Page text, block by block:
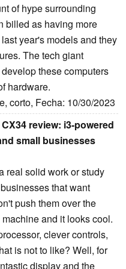
of hype surrounding
billed as having more
year's models and they
The tech giant
these computers
hardware.
corto, Fecha: 10/30/2023
review: i3-powered
small businesses
real solid work or study
that want
push them over the
and it looks cool.
clever controls,
is not to like? Well, for
display and the